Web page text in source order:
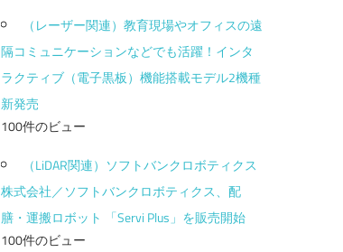
（レーザー関連）教育現場やオフィスの遠
隔コミュニケーションなどでも活躍！インタ
ラクティブ（電子黒板）機能搭載モデル2機種
新発売
100件のビュー
（LiDAR関連）ソフトバンクロボティクス
株式会社／ソフトバンクロボティクス、配
膳・運搬ロボット 「Servi Plus」を販売開始
100件のビュー